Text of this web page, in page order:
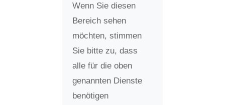
Wenn Sie diesen
Bereich sehen
möchten, stimmen
Sie bitte zu, dass
alle für die oben
genannten Dienste
benötigen